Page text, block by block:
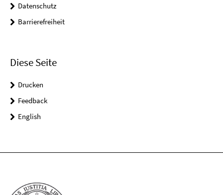
Datenschutz
Barrierefreiheit
Diese Seite
Drucken
Feedback
English